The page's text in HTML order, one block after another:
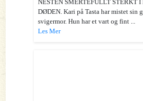
NESTEN SMERTEFULLT STERKT
DØDEN. Kari på Tasta har mistet sin
svigermor. Hun har et vart og fint ...
Les Mer